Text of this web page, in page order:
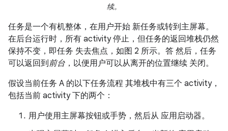
续。
任务是一个有机整体，在用户开始 新任务或转到主屏幕。
在后台运行时，所有 activity 停止，但任务的返回堆栈仍然
保持不变，即任务 失去焦点，如图 2 所示。答 然后，任务
可以返回到 前台 ，以便用户可以从离开的位置继续 关闭。
假设当前任务 A 的以下任务流程 其堆栈中有三个 activity，
包括当前 activity 下的两个：
用户使用主屏幕按钮或手势，然后从 应用启动器。